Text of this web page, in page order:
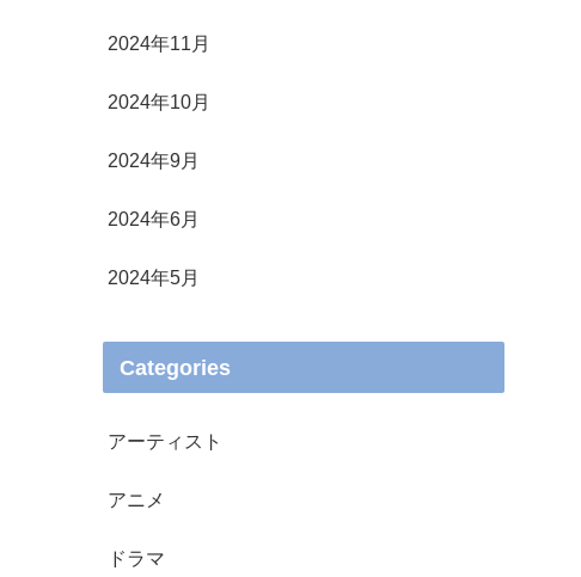
2024年11月
2024年10月
2024年9月
2024年6月
2024年5月
Categories
アーティスト
アニメ
ドラマ